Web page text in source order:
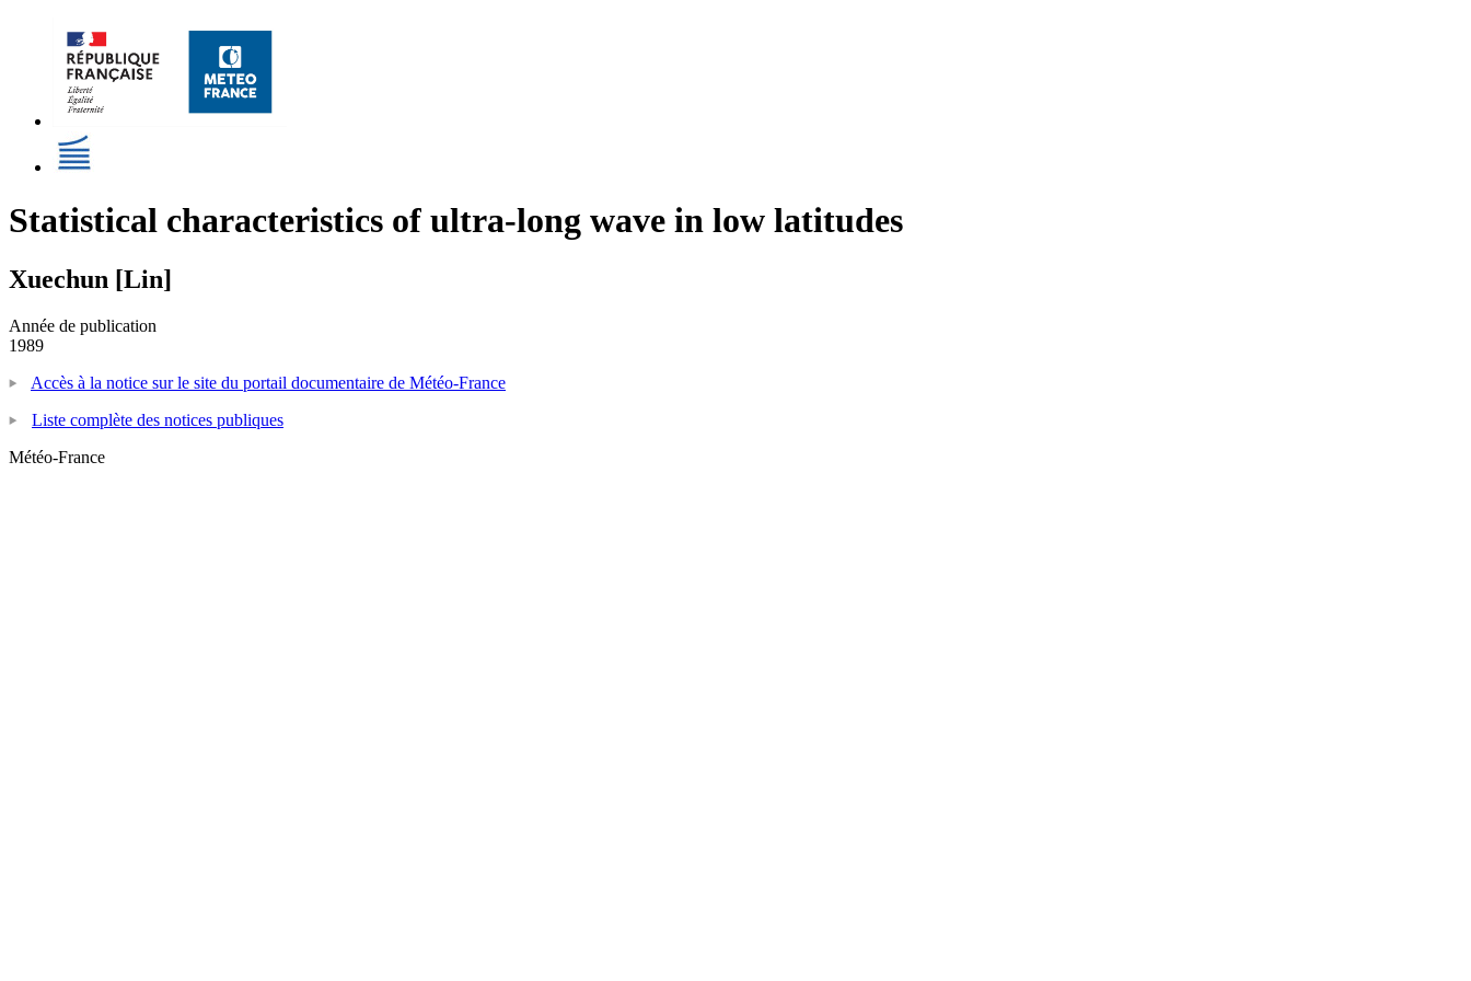
Statistical characteristics of ultra-long wave in low latitudes
Xuechun [Lin]
Année de publication
1989
Accès à la notice sur le site du portail documentaire de Météo-France
Liste complète des notices publiques
Météo-France